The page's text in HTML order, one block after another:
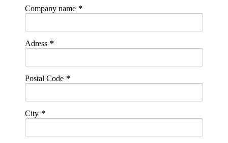
Company name
Adress
Postal Code
City